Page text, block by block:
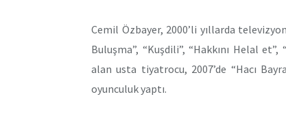
Cemil Özbayer, 2000’li yıllarda
Buluşma”, “Kuşdili”, “Hakkını Helal
alan usta tiyatrocu, 2007’de “Hacı
oyunculuk yaptı.